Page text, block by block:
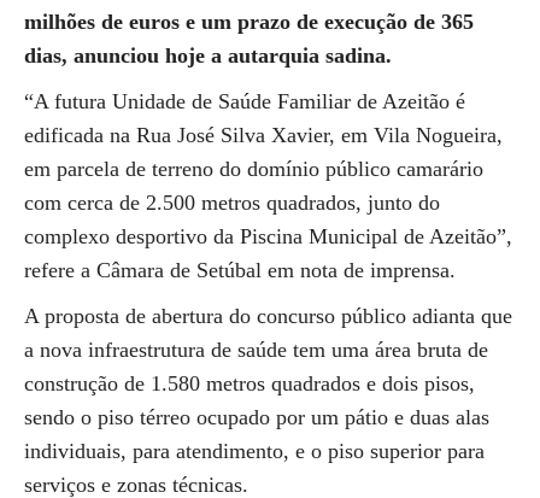
milhões de euros e um prazo de execução de 365
dias, anunciou hoje a autarquia sadina.
“A futura Unidade de Saúde Familiar de Azeitão é
edificada na Rua José Silva Xavier, em Vila Nogueira,
em parcela de terreno do domínio público camarário
com cerca de 2.500 metros quadrados, junto do
complexo desportivo da Piscina Municipal de Azeitão”,
refere a Câmara de Setúbal em nota de imprensa.
A proposta de abertura do concurso público adianta que
a nova infraestrutura de saúde tem uma área bruta de
construção de 1.580 metros quadrados e dois pisos,
sendo o piso térreo ocupado por um pátio e duas alas
individuais, para atendimento, e o piso superior para
serviços e zonas técnicas.